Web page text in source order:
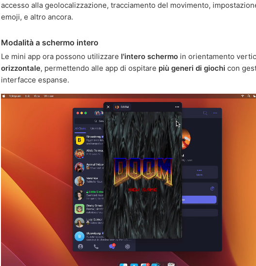
accesso alla geolocalizzazione, tracciamento del movimento,
emoji, e altro ancora.
Modalità a schermo intero
Le mini app ora possono utilizzare l'intero schermo in orientamento
orizzontale, permettendo alle app di ospitare più generi di giochi con
interfacce espanse.